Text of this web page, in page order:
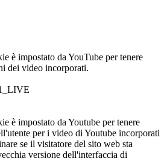
è impostato da YouTube per tenere
dei video incorporati.
è impostato da Youtube per tenere
per i video di Youtube incorporati
se il visitatore del sito web sta
versione dell'interfaccia di